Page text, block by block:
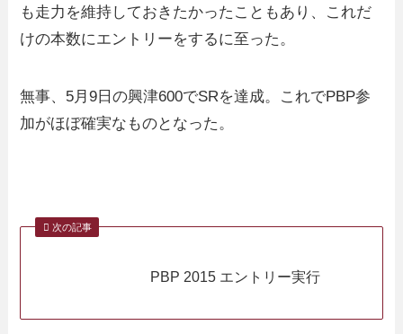
も走力を維持しておきたかったこともあり、これだ
けの本数にエントリーをするに至った。
無事、5月9日の興津600でSRを達成。これでPBP参
加がほぼ確実なものとなった。
次の記事
PBP 2015 エントリー実行